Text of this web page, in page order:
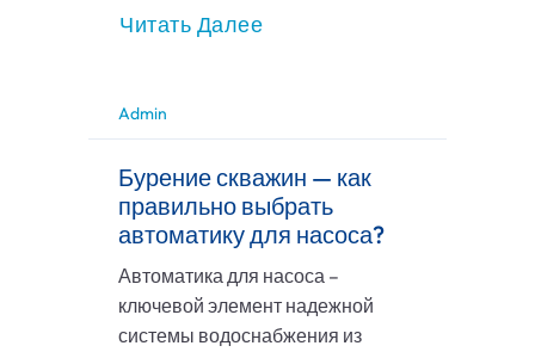
Читать Далее
Admin
Бурение скважин — как
правильно выбрать
автоматику для насоса?
Автоматика для насоса –
ключевой элемент надежной
системы водоснабжения из